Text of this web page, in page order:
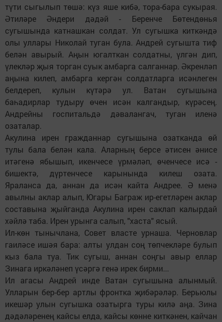
түти сыгылып төшә: күз яше кибә, тора-бара сукырая.
Әтиләре Әндери дәдәй - Беренче Бөтендөнья
сугышында катнашкан солдат. Ул сугышка киткәндә
олы уллары Николай туган була. Андрей сугышта тиф
белән авырый. Аңын югалткан солдатны, үлгән дип,
үлекләр җыя торган суык амбарга салганнар. Әкренләп
аңына килеп, амбарга кергән солдатларга исәнлеген
белдереп, кулын күтәрә ул. Ватан сугышына
баһадирлар тудыру өчен исән калгандыр, күрәсең.
Андрейны госпитальдә дәвалангач, туган иленә
озаталар.
Акулина ирен гражданнар сугышына озатканда өй
тулы бала белән кала. Аларның берсе әтисен әнисе
итәгенә ябышып, икенчесе үрмәләп, өченчесе исә -
бишектә, дүртенчесе карынында килеш озата.
Яраланса да, аннан да исән кайта Андрее. Ә менә
авылны аклар алып, Югары Баграж ир-егетләрен аклар
составына җыйганда Акулина ирен саклап калырдай
хәйлә таба. Ирен урынга салып, "хаста" ясый.
Ил-көн тынычлана, Совет власте урнаша. Черновлар
гаиләсе ишәя бара: алты улдан соң төпчекләре булып
кыз бала туа. Тик сугыш, аннан соңгы авыр еллар
Зинага иркәләнеп үсәргә генә ирек бирми...
Ил агасы Андрей инде Ватан сугышына алынмый.
Улларын бер-бер артлы фронтка җибәрәләр. Берьюлы
икешәр улын сугышка озатырга туры килә аңа. Зина
дәдәләренең кайсы елда, кайсы көнне киткәнен, кайчан